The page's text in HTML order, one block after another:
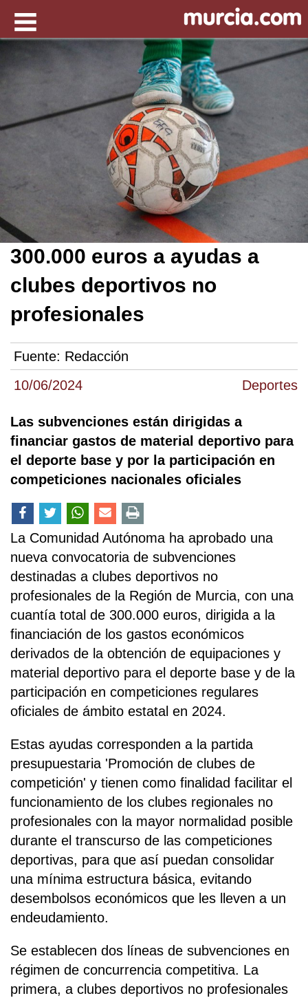
10/06/2024 Deportes
300.000 euros a ayudas a
clubes deportivos no
profesionales
Fuente: Redacción
Las subvenciones están dirigidas a
financiar gastos de material deportivo para
el deporte base y por la participación en
competiciones nacionales oficiales
La Comunidad Autónoma ha aprobado una
nueva convocatoria de subvenciones
destinadas a clubes deportivos no
profesionales de la Región de Murcia, con una
cuantía total de 300.000 euros, dirigida a la
financiación de los gastos económicos
derivados de la obtención de equipaciones y
material deportivo para el deporte base y de la
participación en competiciones regulares
oficiales de ámbito estatal en 2024.
Estas ayudas corresponden a la partida
presupuestaria 'Promoción de clubes de
competición' y tienen como finalidad facilitar el
funcionamiento de los clubes regionales no
profesionales con la mayor normalidad posible
durante el transcurso de las competiciones
deportivas, para que así puedan consolidar
una mínima estructura básica, evitando
desembolsos económicos que les lleven a un
endeudamiento.
Se establecen dos líneas de subvenciones en
régimen de concurrencia competitiva. La
primera, a clubes deportivos no profesionales